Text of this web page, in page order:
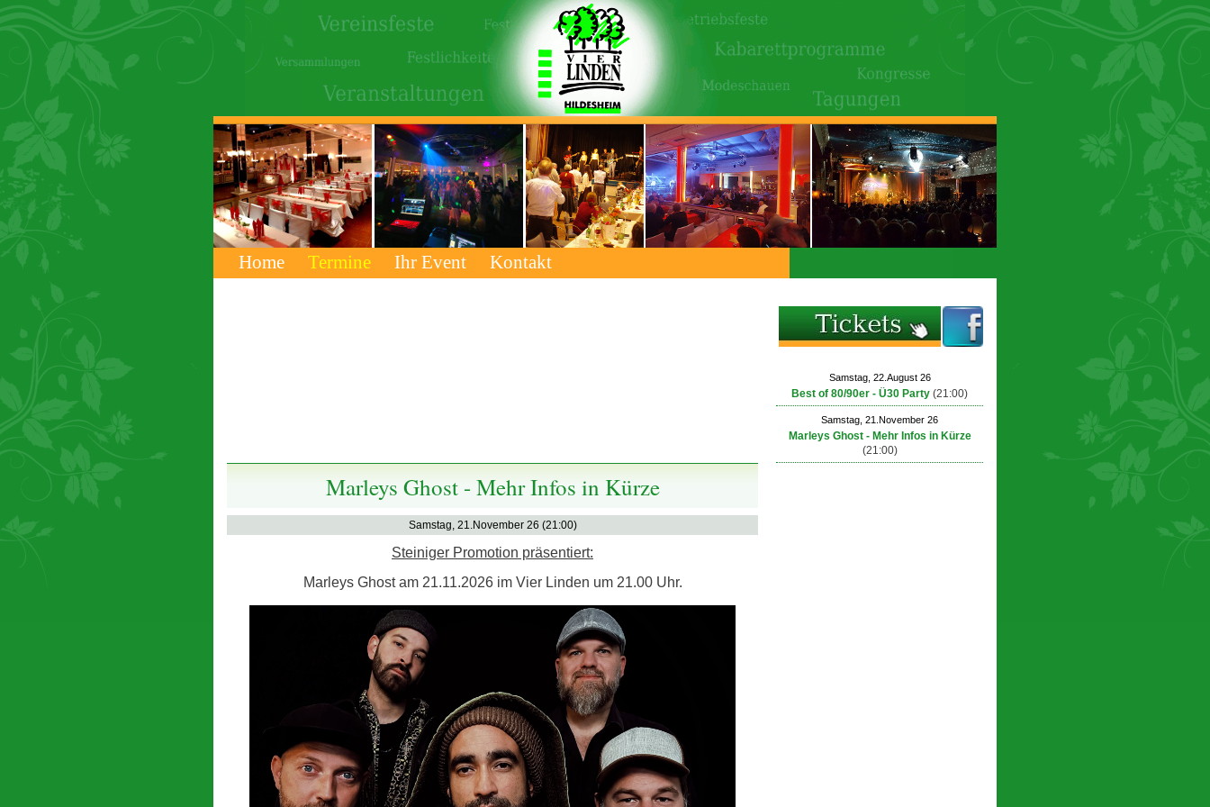
Home Termine Ihr Event Kontakt
Samstag, 22.August 26
Best of 80/90er - Ü30 Party (21:00)
Samstag, 21.November 26
Marleys Ghost - Mehr Infos in Kürze
(21:00)
Marleys Ghost - Mehr Infos in Kürze
Samstag, 21.November 26 (21:00)
Steiniger Promotion präsentiert:
Marleys Ghost am 21.11.2026 im Vier Linden um 21.00 Uhr.